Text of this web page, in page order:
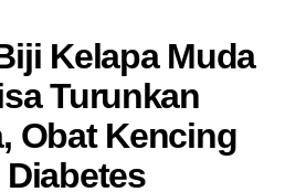
Kelapa Muda
Turunkan
Obat Kencing